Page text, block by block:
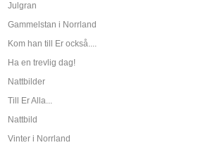
Julgran
Gammelstan i Norrland
Kom han till Er också....
Ha en trevlig dag!
Nattbilder
Till Er Alla...
Nattbild
Vinter i Norrland